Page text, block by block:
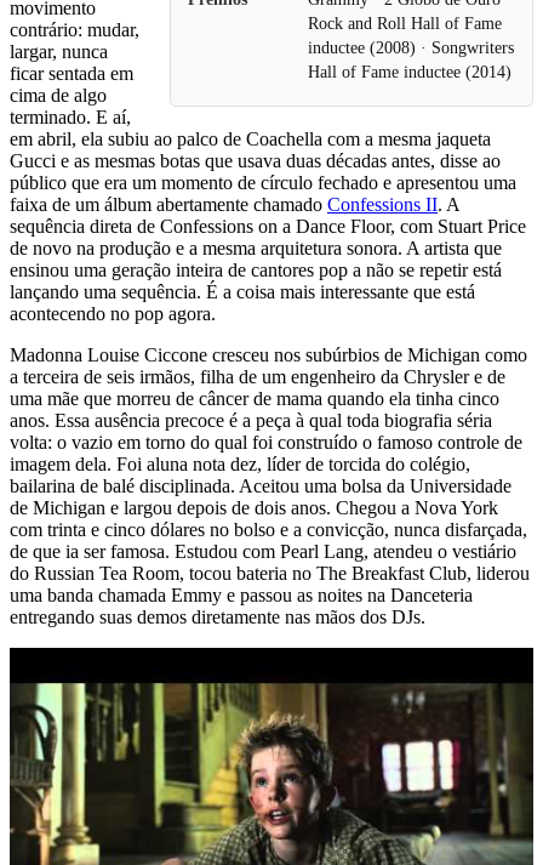
Rock and Roll Hall of Fame
inductee (2008) · Songwriters
Hall of Fame inductee (2014)
movimento
contrário: mudar,
largar, nunca
ficar sentada em
cima de algo
terminado. E aí,
em abril, ela subiu ao palco de Coachella com a mesma jaqueta
Gucci e as mesmas botas que usava duas décadas antes, disse ao
público que era um momento de círculo fechado e apresentou uma
faixa de um álbum abertamente chamado Confessions II. A
sequência direta de Confessions on a Dance Floor, com Stuart Price
de novo na produção e a mesma arquitetura sonora. A artista que
ensinou uma geração inteira de cantores pop a não se repetir está
lançando uma sequência. É a coisa mais interessante que está
acontecendo no pop agora.
Madonna Louise Ciccone cresceu nos subúrbios de Michigan como
a terceira de seis irmãos, filha de um engenheiro da Chrysler e de
uma mãe que morreu de câncer de mama quando ela tinha cinco
anos. Essa ausência precoce é a peça à qual toda biografia séria
volta: o vazio em torno do qual foi construído o famoso controle de
imagem dela. Foi aluna nota dez, líder de torcida do colégio,
bailarina de balé disciplinada. Aceitou uma bolsa da Universidade
de Michigan e largou depois de dois anos. Chegou a Nova York
com trinta e cinco dólares no bolso e a convicção, nunca disfarçada,
de que ia ser famosa. Estudou com Pearl Lang, atendeu o vestiário
do Russian Tea Room, tocou bateria no The Breakfast Club, liderou
uma banda chamada Emmy e passou as noites na Danceteria
entregando suas demos diretamente nas mãos dos DJs.